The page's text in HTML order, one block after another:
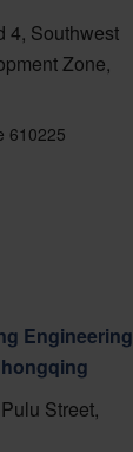
4, Southwest
Zone,
610225
Engineering
Street,